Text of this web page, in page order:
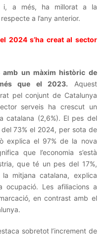
i, a més, ha millorat a la
a l’any anterior.
2024 s’ha creat al sector
amb un màxim històric de
que el 2023. Aquest
pel conjunt de Catalunya
serveis ha crescut un
catalana (2,6%). El pes del
73% el 2024, per sota de
explica el 97% de la nova
que l’economia s’està
que té un pes del 17%,
mitjana catalana, explica
ocupació. Les afiliacions a
en contrast amb el
sobretot l’increment de